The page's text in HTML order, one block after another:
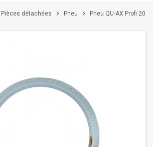
Pièces détachées chevron_right Pneu chevron_right Pneu QU-AX Profi